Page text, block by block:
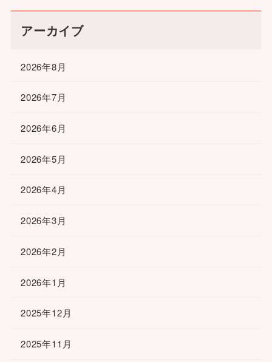
アーカイブ
2026年8月
2026年7月
2026年6月
2026年5月
2026年4月
2026年3月
2026年2月
2026年1月
2025年12月
2025年11月